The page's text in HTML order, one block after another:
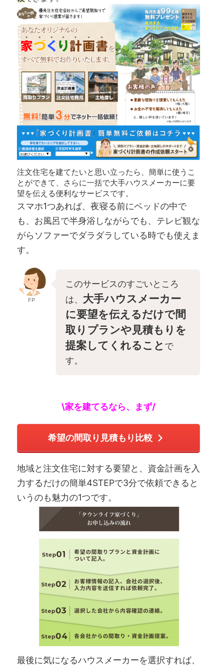
注文住宅を建てたいと思い立ったら、簡単に使うこ
とができて、さらに一括で大手ハウスメーカーに要
望を伝える便利なサービスです。
スマホ1つあれば、夜寝る前にベッドの中で
も、お風呂で半身浴しながらでも、テレビ観な
がらソファーでダラダラしている時でも使えま
す。
FP
このサービスのすごいところ
は、 大手ハウスメーカー
に要望を伝えるだけで間
取りプランや見積もりを
提案してくれること で
す。
\家を建てるなら、まず/
希望の間取り見積もり比較
地域と注文住宅に対する要望と、資金計画を入
力するだけの簡単4STEPで3分で依頼できると
いうのも魅力の1つです。
最後に気になるハウスメーカーを選択すれば、